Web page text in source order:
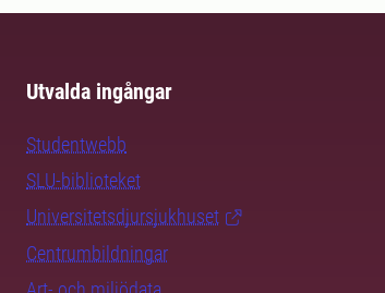
Utvalda ingångar
Studentwebb
SLU-biblioteket
Universitetsdjursjukhuset
Centrumbildningar